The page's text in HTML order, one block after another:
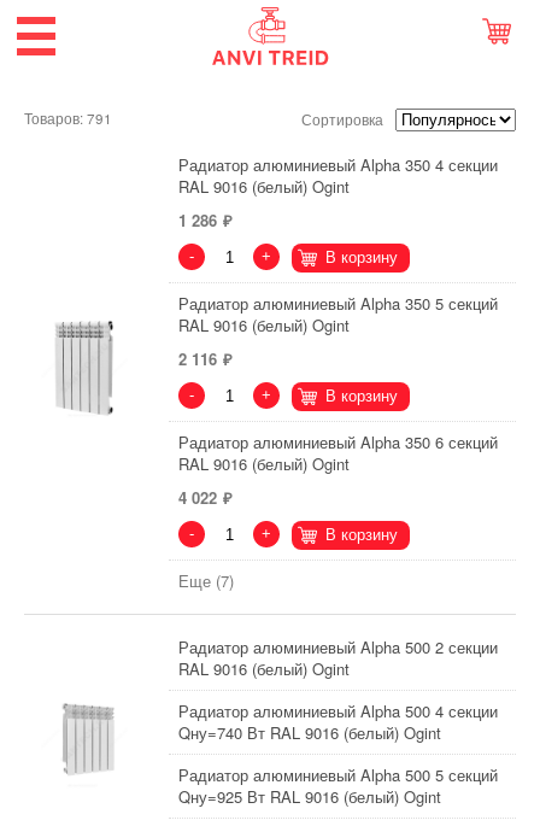
Товаров: 791 Сортировка
Радиатор алюминиевый Alpha 350 4 секции
RAL 9016 (белый) Ogint
1 286
- + В корзину
Радиатор алюминиевый Alpha 350 5 секций
RAL 9016 (белый) Ogint
2 116
- + В корзину
Радиатор алюминиевый Alpha 350 6 секций
RAL 9016 (белый) Ogint
4 022
- + В корзину
Еще (7)
Радиатор алюминиевый Alpha 500 2 секции
RAL 9016 (белый) Ogint
Радиатор алюминиевый Alpha 500 4 секции
Qну=740 Вт RAL 9016 (белый) Ogint
Радиатор алюминиевый Alpha 500 5 секций
Qну=925 Вт RAL 9016 (белый) Ogint